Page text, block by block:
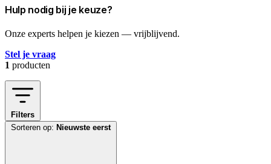
Hulp nodig bij je keuze?
Onze experts helpen je kiezen — vrijblijvend.
Stel je vraag
1 producten
Filters
Sorteren op: Nieuwste eerst